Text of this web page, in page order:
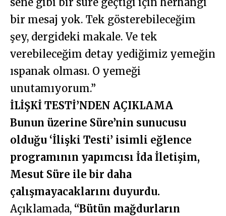
bir mesaj yok. Tek gösterebileceğim
şey, dergideki makale. Ve tek
verebileceğim detay yediğimiz yemeğin
ıspanak olması. O yemeği
unutamıyorum.”
İLİŞKİ TESTİ’NDEN AÇIKLAMA
Bunun üzerine Süre’nin sunucusu
olduğu ‘İlişki Testi’ isimli eğlence
programının yapımcısı İda İletişim,
Mesut Süre ile bir daha
çalışmayacaklarını duyurdu.
Açıklamada, “Bütün mağdurların